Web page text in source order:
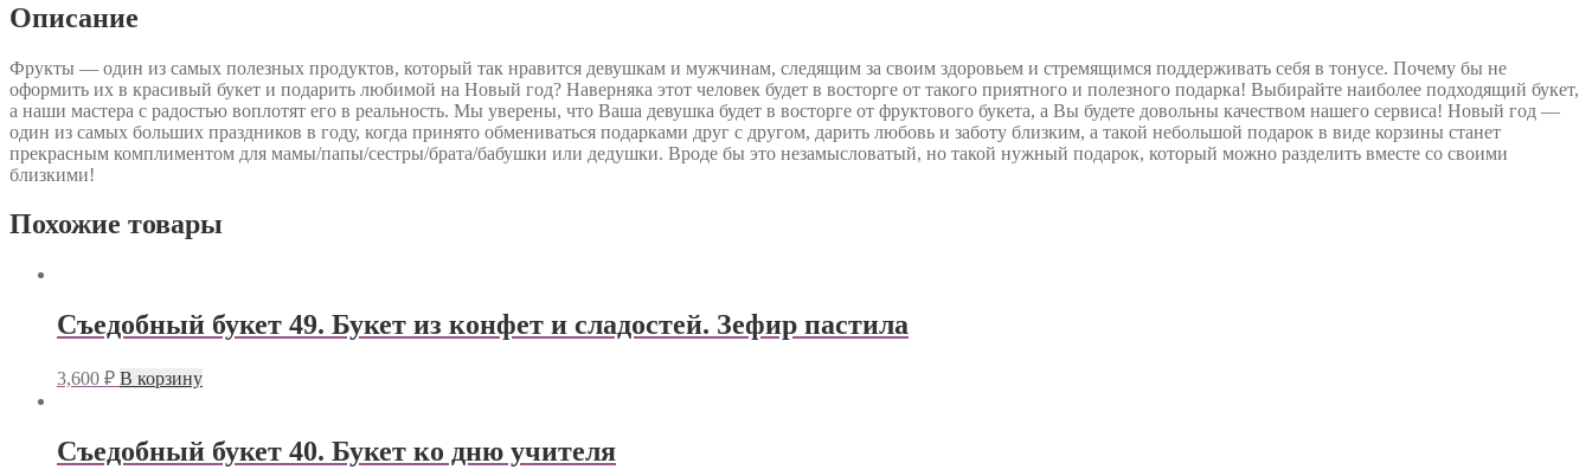
Описание
Фрукты — один из самых полезных продуктов, который так нравится девушкам и мужчинам, следящим за своим здоровьем и стремящимся поддерживать себя в тонусе. Почему бы не
оформить их в красивый букет и подарить любимой на Новый год? Наверняка этот человек будет в восторге от такого приятного и полезного подарка! Выбирайте наиболее подходящий букет,
а наши мастера с радостью воплотят его в реальность. Мы уверены, что Ваша девушка будет в восторге от фруктового букета, а Вы будете довольны качеством нашего сервиса! Новый год —
один из самых больших праздников в году, когда принято обмениваться подарками друг с другом, дарить любовь и заботу близким, а такой небольшой подарок в виде корзины станет
прекрасным комплиментом для мамы/папы/сестры/брата/бабушки или дедушки. Вроде бы это незамысловатый, но такой нужный подарок, который можно разделить вместе со своими
близкими!
Похожие товары
Съедобный букет 49. Букет из конфет и сладостей. Зефир пастила
3,600 ₽ В корзину
Съедобный букет 40. Букет ко дню учителя